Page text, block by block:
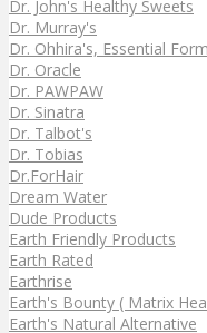
Dr. John's Healthy Sweets
Dr. Murray's
Dr. Ohhira's, Essential
Dr. Oracle
Dr. PAWPAW
Dr. Sinatra
Dr. Talbot's
Dr. Tobias
Dr.ForHair
Dream Water
Dude Products
Earth Friendly Products
Earth Rated
Earthrise
Earth's Bounty ( Matrix
Earth's Natural Alternative